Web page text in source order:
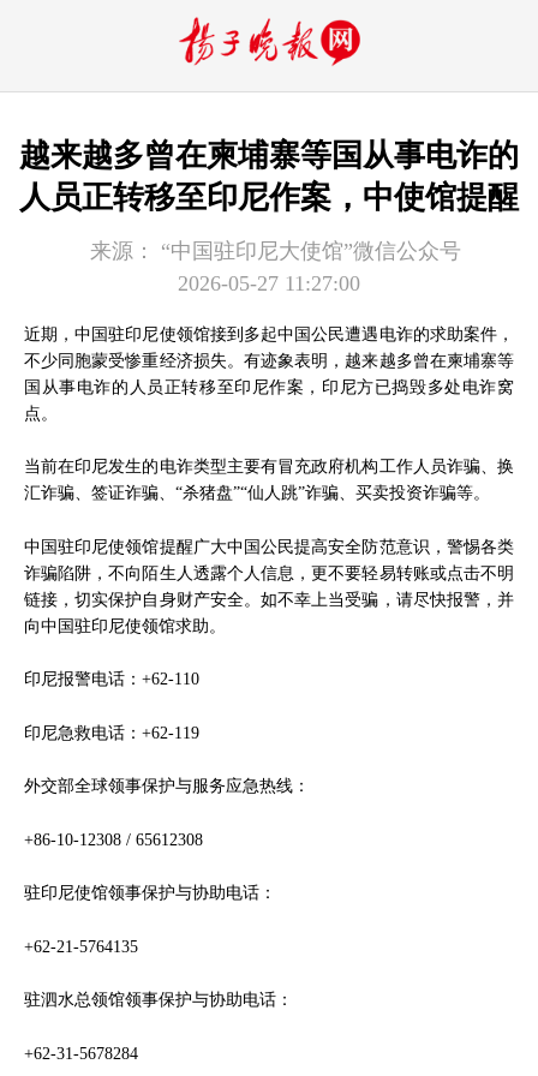
越来越多曾在柬埔寨等国从事电诈的
人员正转移至印尼作案，中使馆提醒
来源：
“中国驻印尼大使馆”微信公众号
2026-05-27 11:27:00
近期，中国驻印尼使领馆接到多起中国公民遭遇电诈的求助案件，
不少同胞蒙受惨重经济损失。有迹象表明，越来越多曾在柬埔寨等
国从事电诈的人员正转移至印尼作案，印尼方已捣毁多处电诈窝
点。
当前在印尼发生的电诈类型主要有冒充政府机构工作人员诈骗、换
汇诈骗、签证诈骗、“杀猪盘”“仙人跳”诈骗、买卖投资诈骗等。
中国驻印尼使领馆提醒广大中国公民提高安全防范意识，警惕各类
诈骗陷阱，不向陌生人透露个人信息，更不要轻易转账或点击不明
链接，切实保护自身财产安全。如不幸上当受骗，请尽快报警，并
向中国驻印尼使领馆求助。
印尼报警电话：+62-110
印尼急救电话：+62-119
外交部全球领事保护与服务应急热线：
+86-10-12308 / 65612308
驻印尼使馆领事保护与协助电话：
+62-21-5764135
驻泗水总领馆领事保护与协助电话：
+62-31-5678284